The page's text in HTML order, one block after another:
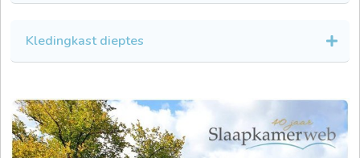
Kledingkast dieptes